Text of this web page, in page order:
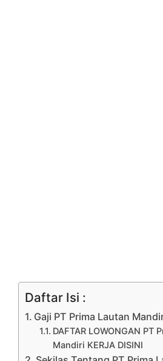
Daftar Isi :
Gaji PT Prima Lautan
DAFTAR LOWONGAN PT
Mandiri KERJA DISINI